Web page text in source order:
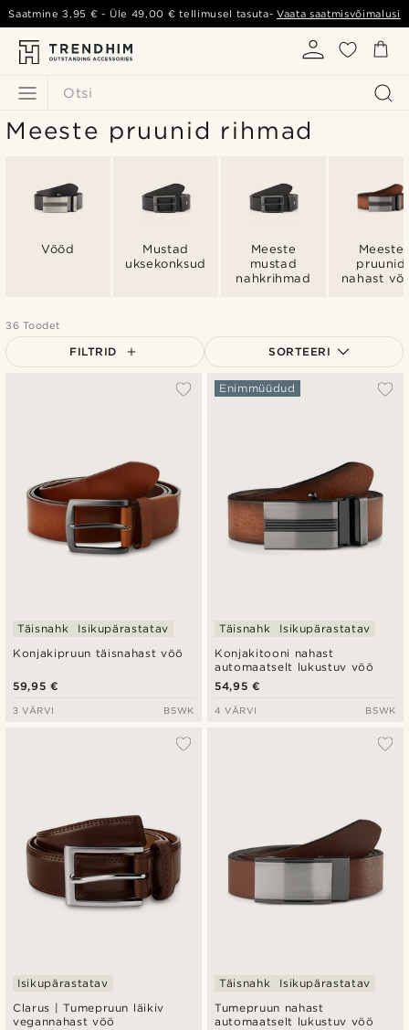
Otsi
Saatmine3,95 € - Üle 49,00 € tellimusel tasuta-Vaata saatmisvõimalusi
Meeste pruunid rihmad
Vööd
Mustad
uksekonksud
Meeste
mustad
nahkrihmad
Meeste
pruunid
nahast
36 Toodet
FILTRID SORTEERI
Populaarsed
Konjakipruun täisnahast vöö
Täisnahk Isikupärastatav
59,95 €
3 VÄRVI BSWK
Konjakitooni nahast
automaatselt lukustuv vöö
Enimmüüdud
Täisnahk Isikupärastatav
54,95 €
4 VÄRVI BSWK
Clarus | Tumepruun läikiv
vegannahast vöö
Isikupärastatav
Tumepruun nahast
automaatselt lukustuv vöö
Täisnahk Isikupärastatav